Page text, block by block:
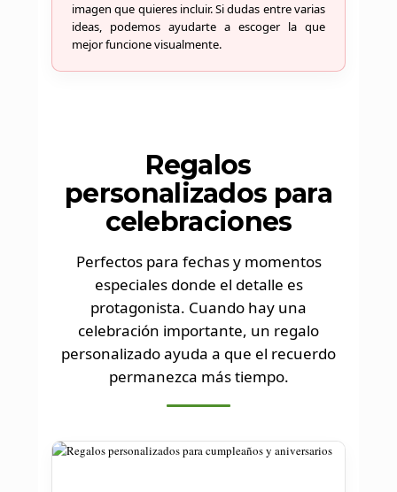
imagen que quieres incluir. Si dudas entre varias
ideas, podemos ayudarte a escoger la que
mejor funcione visualmente.
Regalos
personalizados para
celebraciones
Perfectos para fechas y momentos
especiales donde el detalle es
protagonista. Cuando hay una
celebración importante, un regalo
personalizado ayuda a que el recuerdo
permanezca más tiempo.